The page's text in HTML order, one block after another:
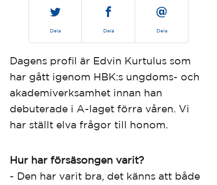
Dela Dela Dela
Dagens profil är Edvin Kurtulus som
har gått igenom HBK:s ungdoms- och
akademiverksamhet innan han
debuterade i A-laget förra våren. Vi
har ställt elva frågor till honom.
Hur har försäsongen varit?
- Den har varit bra, det känns att både